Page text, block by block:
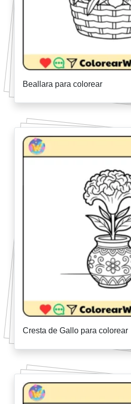
Beallara para colorear
Cresta de Gallo para colorear